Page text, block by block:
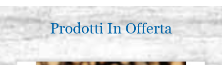
Prodotti In Offerta